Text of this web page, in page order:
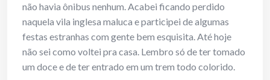
não havia ônibus nenhum. Acabei ficando perdido
naquela vila inglesa maluca e participei de algumas
festas estranhas com gente bem esquisita. Até hoje
não sei como voltei pra casa. Lembro só de ter tomado
um doce e de ter entrado em um trem todo colorido.